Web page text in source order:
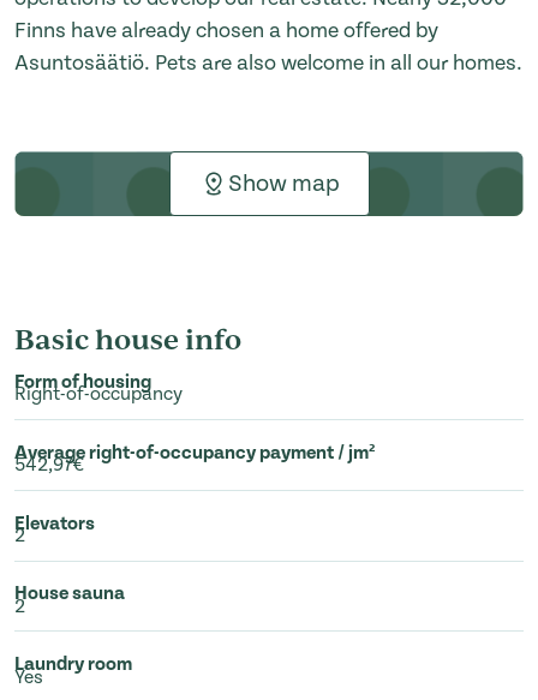
Finns have already chosen a home offered by
Asuntosäätiö. Pets are also welcome in all our homes.
Show map
Basic house info
Form of housing
Right-of-occupancy
Average right-of-occupancy payment / jm²
542,97€
Elevators
2
House sauna
2
Laundry room
Yes